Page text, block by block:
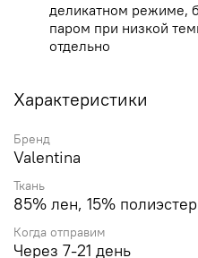
деликатном режиме,
паром при низкой
отдельно
Характеристики
Бренд
Valentina
Ткань
85% лен, 15% полиэстер
Когда отправим
Через 7-21 день